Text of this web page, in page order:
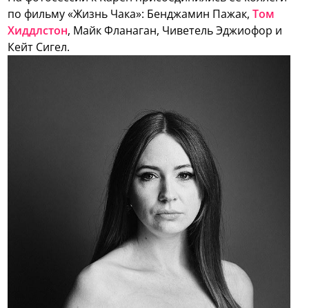
по фильму «Жизнь Чака»: Бенджамин Пажак,Том
Хиддлстон, Майк Фланаган, Чиветель Эджиофор и
Кейт Сигел.